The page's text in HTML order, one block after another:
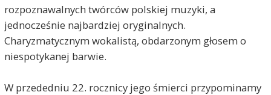
rozpoznawalnych twórców polskiej muzyki, a
jednocześnie najbardziej oryginalnych.
Charyzmatycznym wokalistą, obdarzonym głosem o
niespotykanej barwie.
W przededniu 22. rocznicy jego śmierci przypominamy